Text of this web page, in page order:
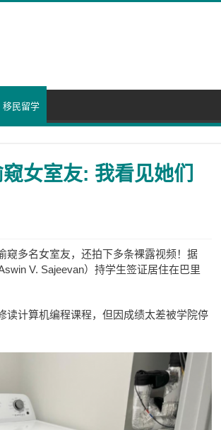
移民留学
女室友: 我看见她们
窥多名女室友，还拍下多条裸露视频！据
V. Sajeevan）持学生签证居住在巴里
读计算机编程课程，但因成绩太差被学院停